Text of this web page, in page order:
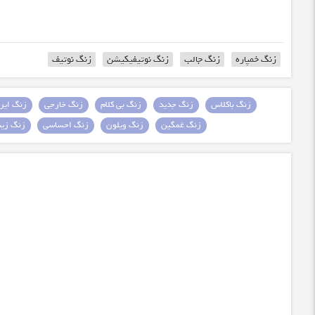
زنگ خمپاره زنگ جالب زنگ نوتیفیکیشن زنگ نوتیف
زنگ باکلاس زنگ جدید زنگ بی کلام زنگ خارجی زنگ
زنگ غمگین
زنگ ویلون زنگ احساسی زنگ